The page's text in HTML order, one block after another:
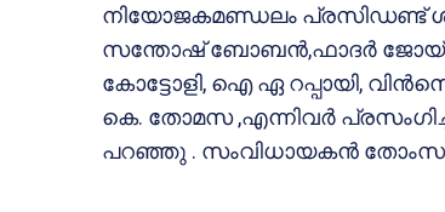
നിയോജകമണ്ഡലം പ്രസിഡണ്ട്
സന്തോഷ് ബോബൻ,ഫാദർ ജോയ്
കോട്ടോളി, ഐ ഏ റപ്പായി,
കെ. തോമസ ,എന്നിവർ
പറഞ്ഞു . സംവിധായകൻ